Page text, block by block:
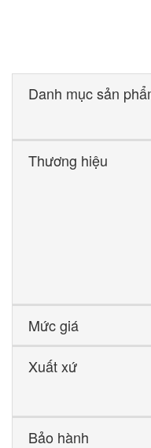
Danh mục sản
Thương hiệu
Mức giá
Xuất xứ
Bảo hành